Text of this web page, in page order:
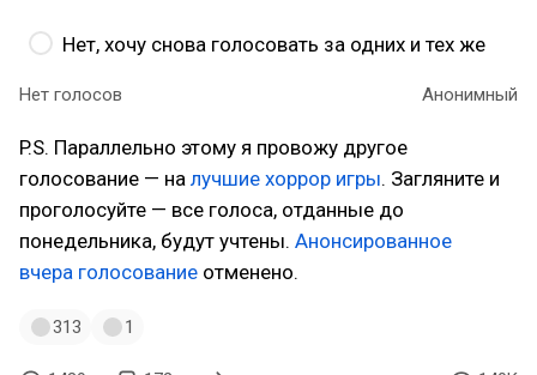
Нет, хочу снова голосовать за одних и тех же
Нет голосов Анонимный
P.S. Параллельно этому я провожу другое
голосование — на лучшие хоррор игры. Загляните и
проголосуйте — все голоса, отданные до
понедельника, будут учтены. Анонсированное
вчера голосование отменено.
313 1